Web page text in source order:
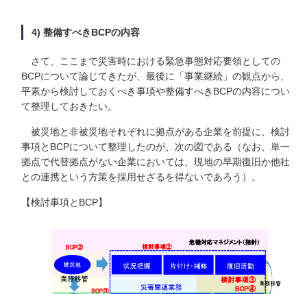
4) 整備すべきBCPの内容
さて、ここまで災害時における緊急事態対応要領としての
BCPについて論じてきたが、最後に「事業継続」の観点から、
平素から検討しておくべき事項や整備すべきBCPの内容につい
て整理しておきたい。
被災地と非被災地それぞれに拠点がある企業を前提に、検討
事項とBCPについて整理したのが、次の図である（なお、単一
拠点で代替拠点がない企業においては、現地の早期復旧か他社
との連携という方策を採用せざるを得ないであろう）。
【検討事項とBCP】